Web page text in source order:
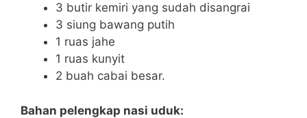
3 butir kemiri yang sudah disangrai
3 siung bawang putih
1 ruas jahe
1 ruas kunyit
2 buah cabai besar.
Bahan pelengkap nasi uduk: